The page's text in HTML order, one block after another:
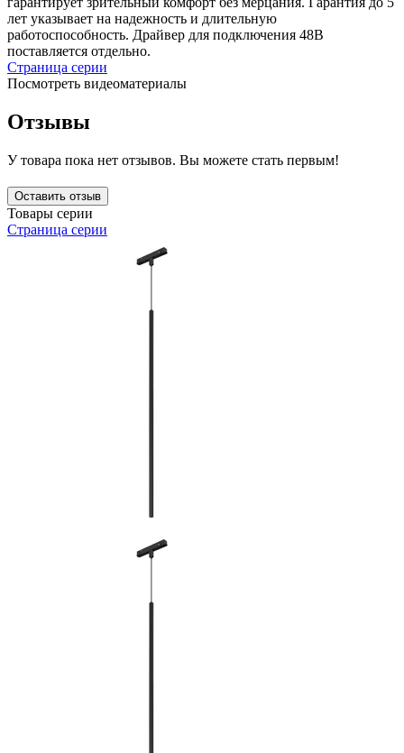
лет указывает на надежность и длительную
работоспособность. Драйвер для подключения 48В
поставляется отдельно.
Страница серии
Посмотреть видеоматериалы
Отзывы
У товара пока нет отзывов. Вы можете стать первым!
Оставить отзыв
Товары серии
Страница серии